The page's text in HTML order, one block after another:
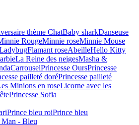
thème ChatBaby sharkDanseuse
RougeMinnie roseMinnie Mouse
Flamant roseAbeilleHello Kitty
La Reine des neigesMasha &
CarrouselPrincesse OursPrincesse
pailleté doréPrincesse pailleté
Minions en roseLicorne avec les
Princesse Sofia
Prince bleu roiPrince bleu
- Bleu